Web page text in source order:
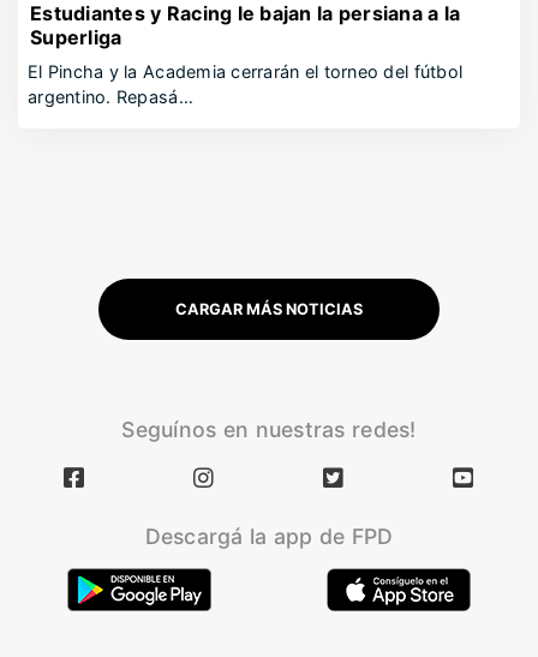
Estudiantes y Racing le bajan la persiana a la
Superliga
El Pincha y la Academia cerrarán el torneo del fútbol
argentino. Repasá…
CARGAR MÁS NOTICIAS
Seguínos en nuestras redes!
Descargá la app de FPD